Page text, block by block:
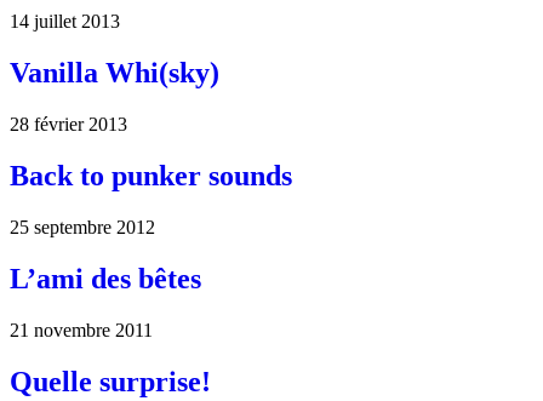
14 juillet 2013
Vanilla Whi(sky)
28 février 2013
Back to punker sounds
25 septembre 2012
L’ami des bêtes
21 novembre 2011
Quelle surprise!